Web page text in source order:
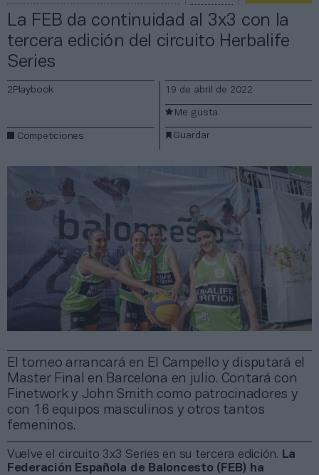
La FEB da continuidad al 3x3 con la
tercera edición del circuito Herbalife
Series
El torneo arrancará en El Campello y disputará el
Master Final en Barcelona en julio. Contará con
Finetwork y John Smith como patrocinadores y
con 16 equipos masculinos y otros tantos
femeninos.
2Playbook
Competiciones
19 de abril de 2022
Guardar
Me gusta
Vuelve el circuito 3x3 Series en su tercera edición. La
Federación Española de Baloncesto (FEB) ha